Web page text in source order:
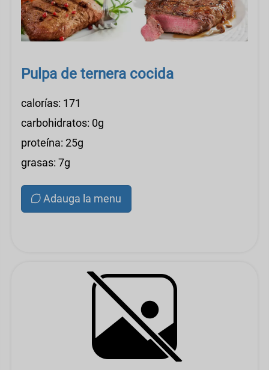
Pulpa de ternera cocida
calorías: 171
carbohidratos: 0g
proteína: 25g
grasas: 7g
Adauga la menu